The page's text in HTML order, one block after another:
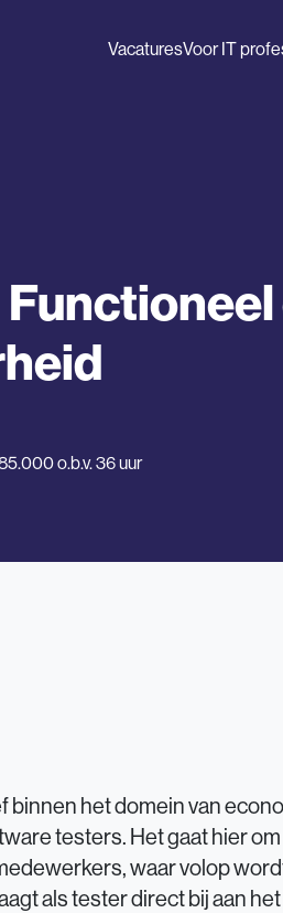
VacaturesVoor IT
o.b.v. 36 uur
het domein van
testers. Het gaat hier
waar volop
als tester direct bij aan